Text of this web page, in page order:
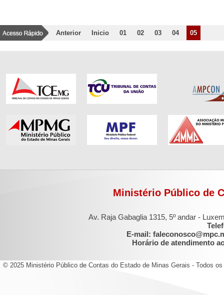
Anterior Inicio 01 02 03 04 05
Ministério Público de
Av. Raja Gabaglia 1315, 5º andar -
E-mail:
Horário de atendimento
© 2025 Ministério Público de Contas do Estado de Minas Gerais - Todos